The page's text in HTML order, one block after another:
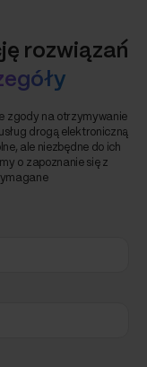
rozwiązań
zgody na otrzymywanie
drogą elektroniczną
ale niezbędne do ich
o zapoznanie się z